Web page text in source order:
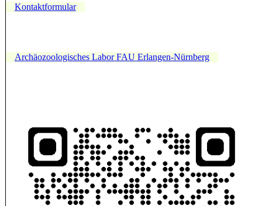
Kontaktformular
Archäozoologisches Labor FAU Erlangen-Nürnberg